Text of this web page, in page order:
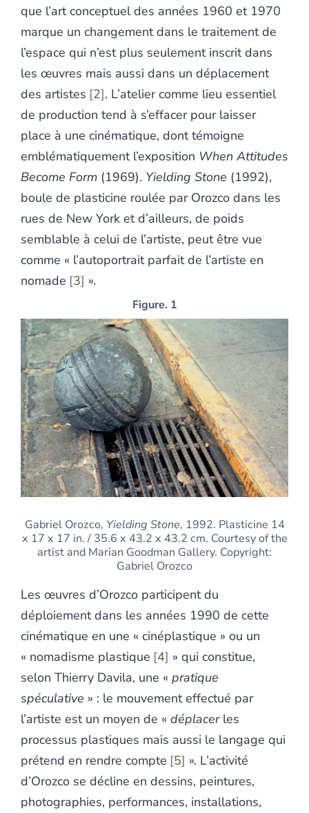
que l’art conceptuel des années 1960 et 1970
marque un changement dans le traitement de
l’espace qui n’est plus seulement inscrit dans
les œuvres mais aussi dans un déplacement
des artistes 2 . L’atelier comme lieu essentiel
de production tend à s’effacer pour laisser
place à une cinématique, dont témoigne
emblématiquement l’exposition When Attitudes
Become Form (1969). Yielding Stone (1992),
boule de plasticine roulée par Orozco dans les
rues de New York et d’ailleurs, de poids
semblable à celui de l’artiste, peut être vue
comme « l’autoportrait parfait de l’artiste en
nomade 3 ».
Figure. 1
Gabriel Orozco, Yielding Stone, 1992. Plasticine 14
x 17 x 17 in. / 35.6 x 43.2 x 43.2 cm. Courtesy of the
artist and Marian Goodman Gallery. Copyright:
Gabriel Orozco
Les œuvres d’Orozco participent du
déploiement dans les années 1990 de cette
cinématique en une « cinéplastique » ou un
« nomadisme plastique 4 » qui constitue,
selon Thierry Davila, une « pratique
spéculative » : le mouvement effectué par
l’artiste est un moyen de « déplacerles
processus plastiques mais aussi le langage qui
prétend en rendre compte 5 ». L’activité
d’Orozco se décline en dessins, peintures,
photographies, performances, installations,